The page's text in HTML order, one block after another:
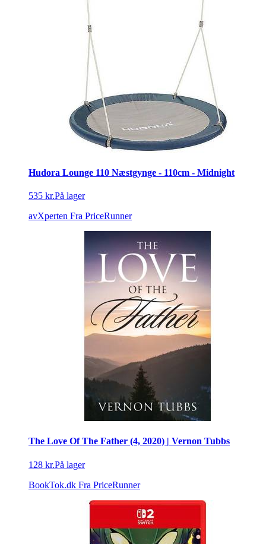
Hudora Lounge 110 Næstgynge - 110cm - Midnight
535 kr.På lager
avXperten Fra PriceRunner
The Love Of The Father (4, 2020) | Vernon Tubbs
128 kr.På lager
BookTok.dk Fra PriceRunner